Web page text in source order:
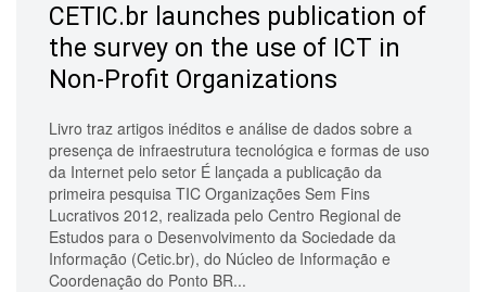
CETIC.br launches publication of
the survey on the use of ICT in
Non-Profit Organizations
Livro traz artigos inéditos e análise de dados sobre a
presença de infraestrutura tecnológica e formas de uso
da Internet pelo setor É lançada a publicação da
primeira pesquisa TIC Organizações Sem Fins
Lucrativos 2012, realizada pelo Centro Regional de
Estudos para o Desenvolvimento da Sociedade da
Informação (Cetic.br), do Núcleo de Informação e
Coordenação do Ponto BR...